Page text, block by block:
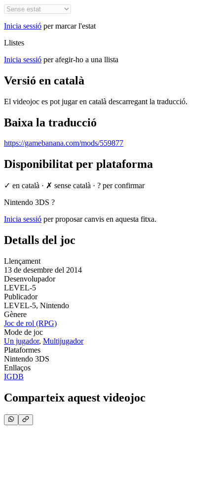
Inicia sessió per marcar l'estat
Llistes
Inicia sessió per afegir-ho a una llista
Versió en català
El videojoc es pot jugar en català descarregant la traducció.
Baixa la traducció
https://gamebanana.com/mods/559877
Disponibilitat per plataforma
✓ en català · ✗ sense català · ? per confirmar
Nintendo 3DS ?
Inicia sessió per proposar canvis en aquesta fitxa.
Detalls del joc
Llençament
13 de desembre del 2014
Desenvolupador
LEVEL-5
Publicador
LEVEL-5, Nintendo
Gènere
Joc de rol (RPG)
Mode de joc
Un jugador, Multijugador
Plataformes
Nintendo 3DS
Enllaços
IGDB
Comparteix aquest videojoc